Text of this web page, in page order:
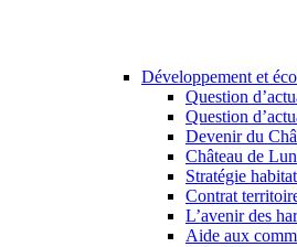
Développement et
Question
Question
Devenir du
Château de
Stratégie habitat
Contrat
L’avenir des
Aide aux